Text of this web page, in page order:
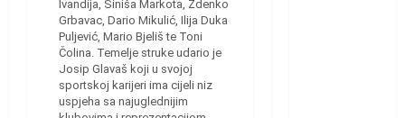
Ivandija, Siniša Markota, Zdenko
Grbavac, Dario Mikulić, Ilija Duka
Puljević, Mario Bjeliš te Toni
Čolina. Temelje struke udario je
Josip Glavaš koji u svojoj
sportskoj karijeri ima cijeli niz
uspjeha sa najuglednijim